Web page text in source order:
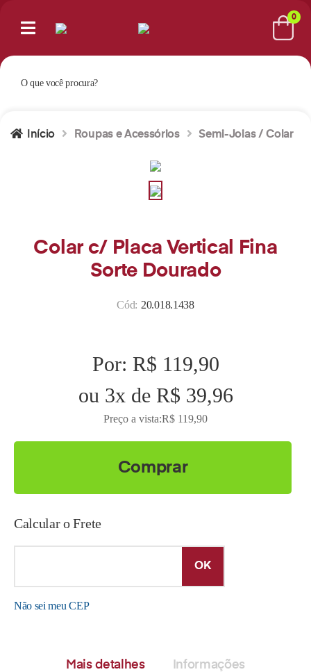
0
Início Roupas e Acessórios Semi-Joias / Colar
Colar c/ Placa Vertical Fina
Sorte Dourado
Cód: 20.018.1438
Por: R$ 119,90
ou 3x de R$ 39,96
Preço a vista:R$ 119,90
Comprar
Calcular o Frete
Não sei meu CEP
Mais detalhes Informações